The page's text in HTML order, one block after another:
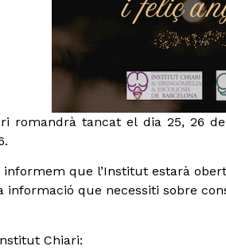
romandrà tancat el dia 25, 26
informem que l’Institut estarà
que necessiti sobre
Chiari: